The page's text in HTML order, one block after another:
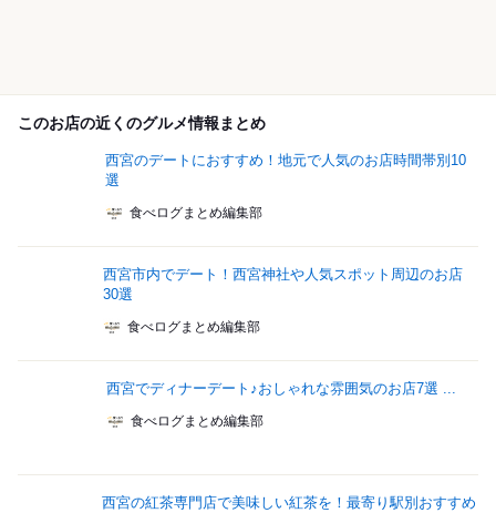
このお店の近くのグルメ情報まとめ
西宮のデートにおすすめ！地元で人気のお店時間帯別10
選
食べログまとめ編集部
西宮市内でデート！西宮神社や人気スポット周辺のお店
30選
食べログまとめ編集部
西宮でディナーデート♪おしゃれな雰囲気のお店7選 ...
食べログまとめ編集部
西宮の紅茶専門店で美味しい紅茶を！最寄り駅別おすすめ